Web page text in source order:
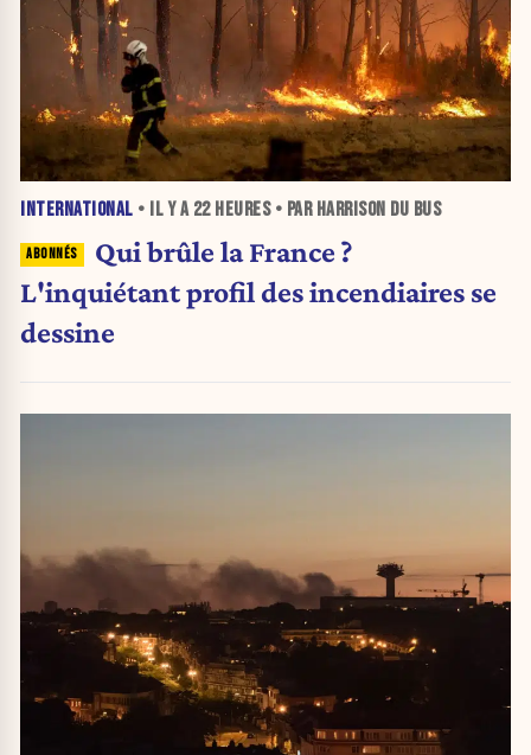
INTERNATIONAL • IL Y A 22 HEURES• PAR HARRISON DU BUS
Qui brûle la France ?
L'inquiétant profil des incendiaires se
dessine